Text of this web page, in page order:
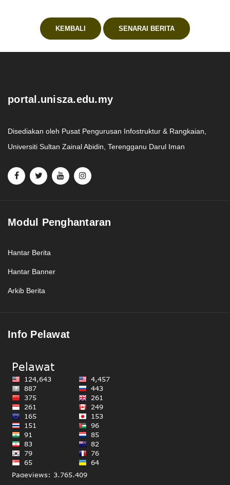
KEMBALI SENARAI BERITA
portal.unisza.edu.my
Disediakan oleh Pusat Pengurusan Infostruktur & Rangkaian,
Universiti Sultan Zainal Abidin, Terengganu Darul Iman
Modul Penghantaran
Hantar Berita
Hantar Banner
Arkib Berita
Info Pelawat